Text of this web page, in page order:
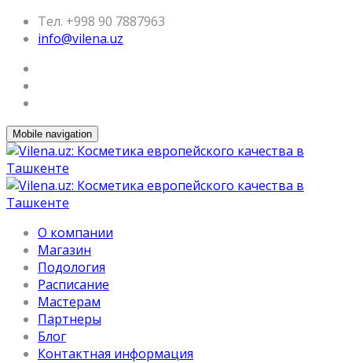
Тел. +998 90 7887963
info@vilena.uz
Mobile navigation
О компании
Магазин
Подология
Расписание
Мастерам
Партнеры
Блог
Контактная информация